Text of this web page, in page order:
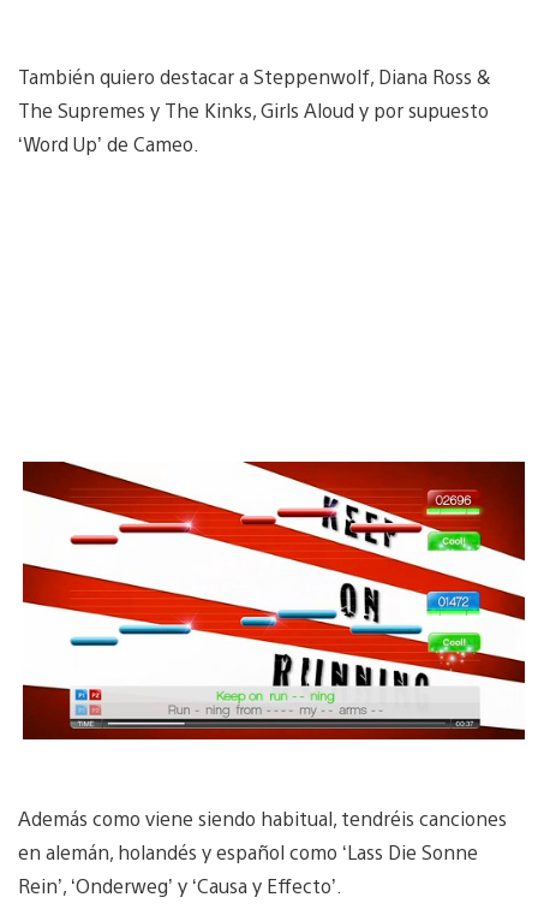
También quiero destacar a Steppenwolf, Diana Ross &
The Supremes y The Kinks, Girls Aloud y por supuesto
‘Word Up’ de Cameo.
Además como viene siendo habitual, tendréis canciones
en alemán, holandés y español como ‘Lass Die Sonne
Rein’, ‘Onderweg’ y ‘Causa y Effecto’.